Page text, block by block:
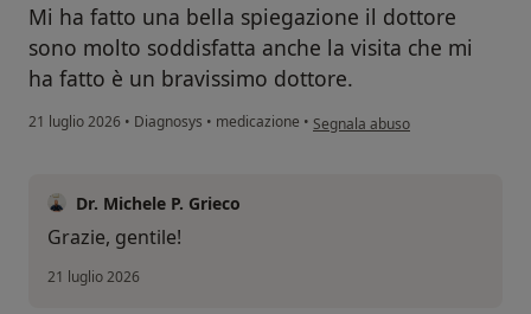
Mi ha fatto una bella spiegazione il dottore
sono molto soddisfatta anche la visita che mi
ha fatto è un bravissimo dottore.
21 luglio 2026 • Diagnosys • medicazione • secondo l'opinione dell'utente
Segnala abuso
Dr. Michele P. Grieco
Grazie, gentile!
21 luglio 2026